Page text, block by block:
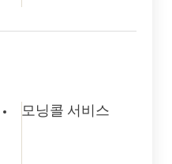
모닝콜 서비스